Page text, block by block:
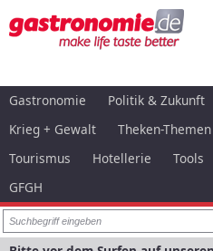
Gastronomie Politik & Zukunft
Krieg + Gewalt
Theken-Themen
Tourismus
Hotellerie Tools
GFGH